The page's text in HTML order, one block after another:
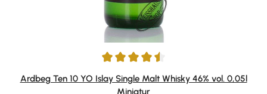
Durchschnittliche Bewertung von 4.6 von 5 Sternen
Ardbeg Ten 10 YO Islay Single Malt Whisky 46% vol. 0,05l
Miniatur